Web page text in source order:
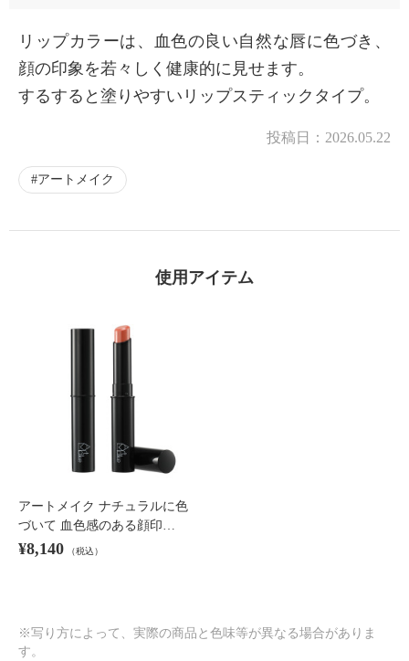
リップカラーは、血色の良い自然な唇に色づき、
顔の印象を若々しく健康的に見せます。
するすると塗りやすいリップスティックタイプ。
投稿日： 2026.05.22
アートメイク
使用アイテム
アートメイク ナチュラルに色
づいて 血色感のある顔印…
¥8,140 （税込）
※写り方によって、実際の商品と色味等が異なる場合がありま
す。